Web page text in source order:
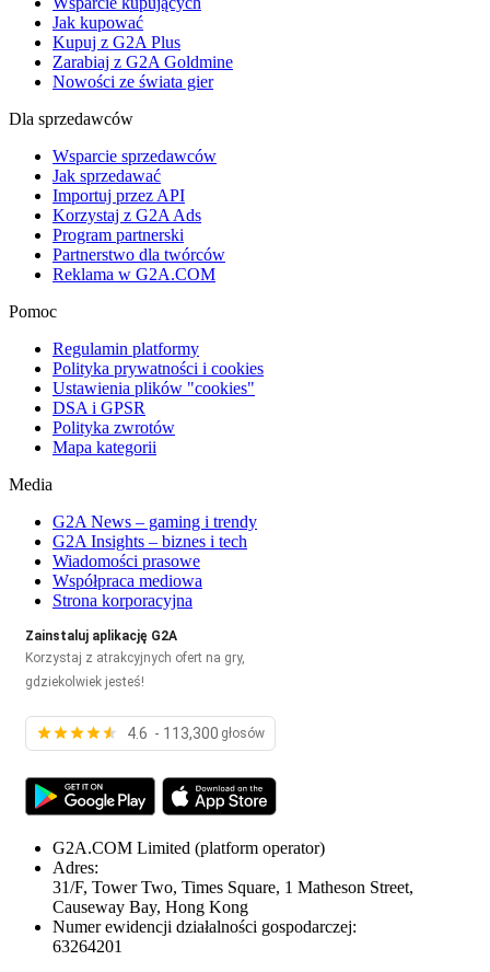
Jak kupować
Kupuj z G2A Plus
Zarabiaj z G2A Goldmine
Nowości ze świata gier
Dla sprzedawców
Wsparcie sprzedawców
Jak sprzedawać
Importuj przez API
Korzystaj z G2A Ads
Program partnerski
Partnerstwo dla twórców
Reklama w G2A.COM
Pomoc
Regulamin platformy
Polityka prywatności i cookies
Ustawienia plików "cookies"
DSA i GPSR
Polityka zwrotów
Mapa kategorii
Media
G2A News – gaming i trendy
G2A Insights – biznes i tech
Wiadomości prasowe
Współpraca mediowa
Strona korporacyjna
Zainstaluj aplikację G2A
Korzystaj z atrakcyjnych ofert na gry,
gdziekolwiek jesteś!
4.6 - 113,300 głosów
G2A.COM Limited (platform operator)
Adres:
31/F, Tower Two, Times Square, 1 Matheson Street,
Causeway Bay, Hong Kong
Numer ewidencji działalności gospodarczej:
63264201